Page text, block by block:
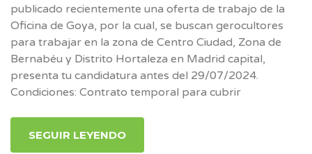
publicado recientemente una oferta de trabajo de la
Oficina de Goya, por la cual, se buscan gerocultores
para trabajar en la zona de Centro Ciudad, Zona de
Bernabéu y Distrito Hortaleza en Madrid capital,
presenta tu candidatura antes del 29/07/2024.
Condiciones: Contrato temporal para cubrir
SEGUIR LEYENDO